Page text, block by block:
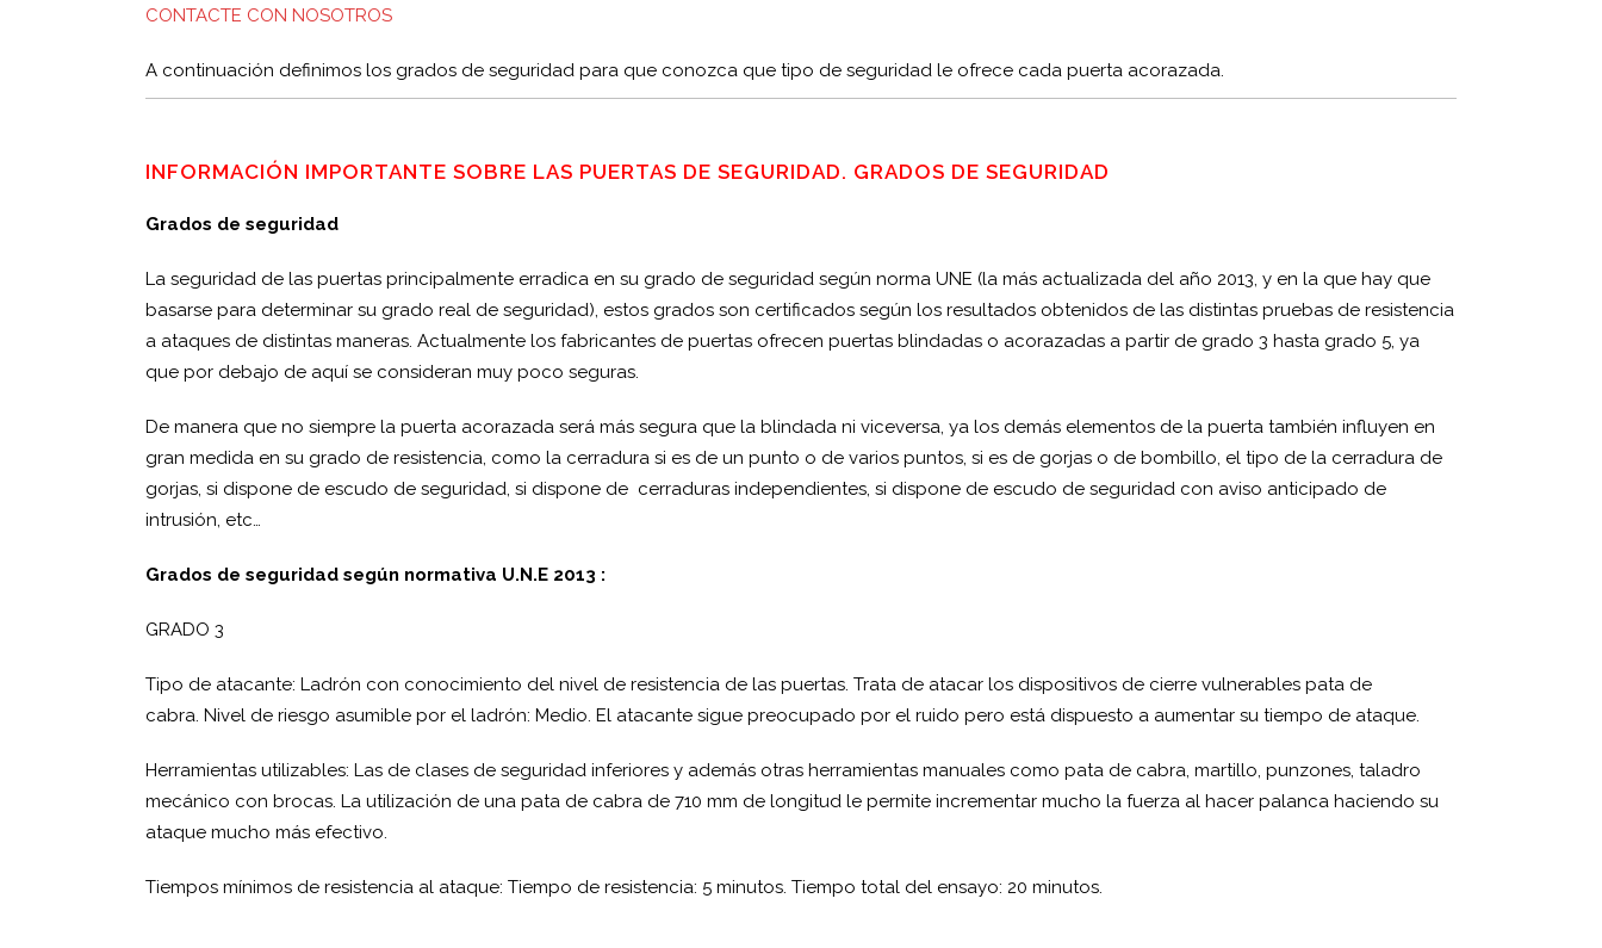
CONTACTE CON NOSOTROS
A continuación definimos los grados de seguridad para que conozca que tipo de seguridad le ofrece cada puerta acorazada.
INFORMACIÓN IMPORTANTE SOBRE LAS PUERTAS DE SEGURIDAD. GRADOS DE SEGURIDAD
Grados de seguridad
La seguridad de las puertas principalmente erradica en su grado de seguridad según norma UNE (la más actualizada del año 2013, y en la que hay que
basarse para determinar su grado real de seguridad), estos grados son certificados según los resultados obtenidos de las distintas pruebas de resistencia
a ataques de distintas maneras. Actualmente los fabricantes de puertas ofrecen puertas blindadas o acorazadas a partir de grado 3 hasta grado 5, ya
que por debajo de aquí se consideran muy poco seguras.
De manera que no siempre la puerta acorazada será más segura que la blindada ni viceversa, ya los demás elementos de la puerta también influyen en
gran medida en su grado de resistencia, como la cerradura si es de un punto o de varios puntos, si es de gorjas o de bombillo, el tipo de la cerradura de
gorjas, si dispone de escudo de seguridad, si dispone de cerraduras independientes, si dispone de escudo de seguridad con aviso anticipado de
intrusión, etc…
Grados de seguridad según normativa U.N.E 2013 :
GRADO 3
Tipo de atacante: Ladrón con conocimiento del nivel de resistencia de las puertas. Trata de atacar los dispositivos de cierre vulnerables pata de
cabra. Nivel de riesgo asumible por el ladrón: Medio. El atacante sigue preocupado por el ruido pero está dispuesto a aumentar su tiempo de ataque.
Herramientas utilizables: Las de clases de seguridad inferiores y además otras herramientas manuales como pata de cabra, martillo, punzones, taladro
mecánico con brocas. La utilización de una pata de cabra de 710 mm de longitud le permite incrementar mucho la fuerza al hacer palanca haciendo su
ataque mucho más efectivo.
Tiempos mínimos de resistencia al ataque: Tiempo de resistencia: 5 minutos. Tiempo total del ensayo: 20 minutos.